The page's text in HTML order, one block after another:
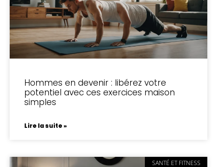
Hommes en devenir : libérez votre
potentiel avec ces exercices maison
simples
Lire la suite »
SANTÉ ET FITNESS